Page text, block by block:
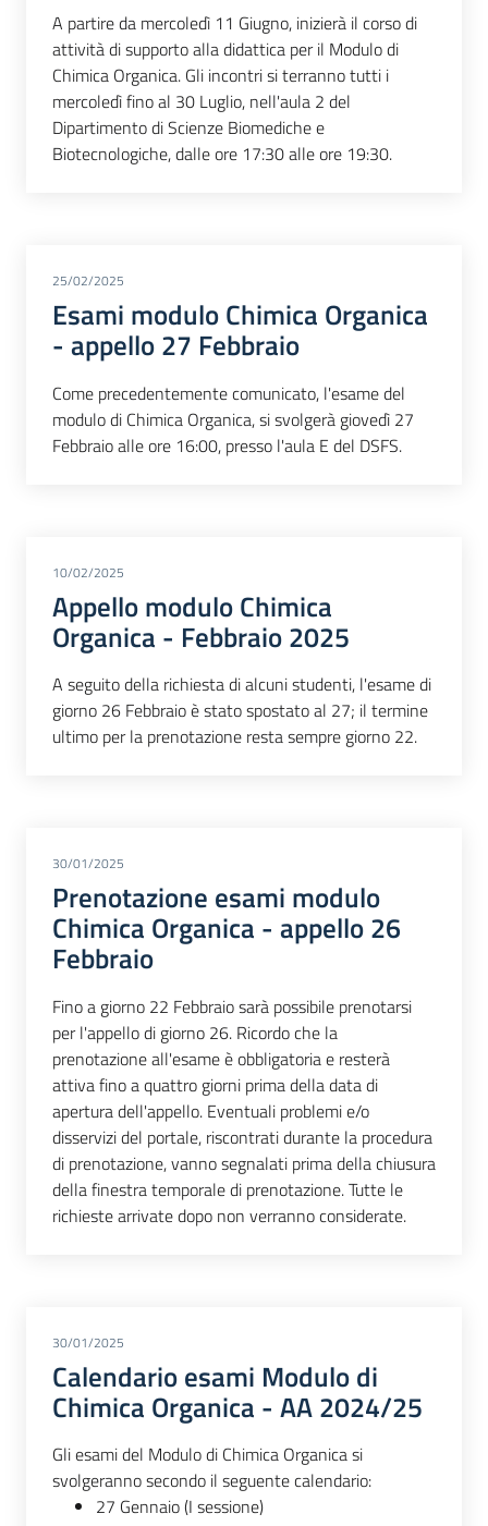
A partire da mercoledì 11 Giugno, inizierà il corso di
attività di supporto alla didattica per il Modulo di
Chimica Organica. Gli incontri si terranno tutti i
mercoledì fino al 30 Luglio, nell'aula 2 del
Dipartimento di Scienze Biomediche e
Biotecnologiche, dalle ore 17:30 alle ore 19:30.
25/02/2025
Esami modulo Chimica Organica
- appello 27 Febbraio
Come precedentemente comunicato, l'esame del
modulo di Chimica Organica, si svolgerà giovedì 27
Febbraio alle ore 16:00, presso l'aula E del DSFS.
10/02/2025
Appello modulo Chimica
Organica - Febbraio 2025
A seguito della richiesta di alcuni studenti, l'esame di
giorno 26 Febbraio è stato spostato al 27; il termine
ultimo per la prenotazione resta sempre giorno 22.
30/01/2025
Prenotazione esami modulo
Chimica Organica - appello 26
Febbraio
Fino a giorno 22 Febbraio sarà possibile prenotarsi
per l'appello di giorno 26. Ricordo che la
prenotazione all'esame è obbligatoria e resterà
attiva fino a quattro giorni prima della data di
apertura dell'appello. Eventuali problemi e/o
disservizi del portale, riscontrati durante la procedura
di prenotazione, vanno segnalati prima della chiusura
della finestra temporale di prenotazione. Tutte le
richieste arrivate dopo non verranno considerate.
30/01/2025
Calendario esami Modulo di
Chimica Organica - AA 2024/25
Gli esami del Modulo di Chimica Organica si
svolgeranno secondo il seguente calendario:
27 Gennaio (I sessione)